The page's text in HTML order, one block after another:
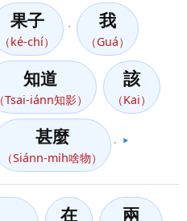
果子
（ké-chí）
我
（Guá）
知道
（Tsai-iánn知影）
該
（Kai）
甚麼
（Siánn-mi̍h啥物）
▶️
在 兩